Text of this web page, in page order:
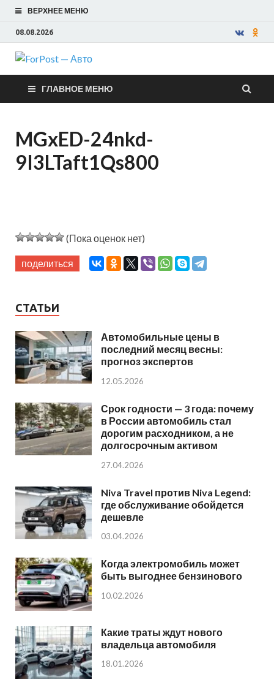
ВЕРХНЕЕ МЕНЮ
08.08.2026
ForPost —
Авто
ГЛАВНОЕ МЕНЮ
MGxED-24nkd-
9I3LTaft1Qs800
(Пока оценок нет)
поделиться
СТАТЬИ
Автомобильные цены в
последний месяц весны:
прогноз экспертов
12.05.2026
Срок годности — 3 года: почему
в России автомобиль стал
дорогим расходником, а не
долгосрочным активом
27.04.2026
Niva Travel против Niva Legend:
где обслуживание обойдется
дешевле
03.04.2026
Когда электромобиль может
быть выгоднее бензинового
10.02.2026
Какие траты ждут нового
владельца автомобиля
18.01.2026